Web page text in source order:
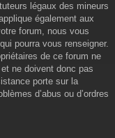
légaux des mineurs
également aux
forum, nous vous
pourra vous renseigner.
de ce forum ne
ne doivent donc pas
porte sur la
d’abus ou d’ordres